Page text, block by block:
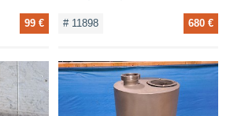
99 € # 11898 680 €